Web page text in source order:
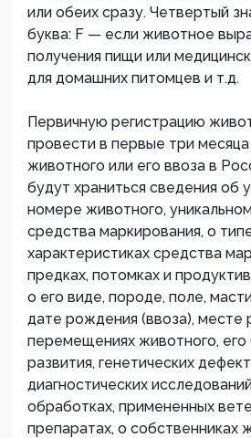
или обеих сразу. Четвертый
буква: F — если животное
получения пищи или
для домашних питомцев и т.д.
Первичную регистрацию
провести в первые три
животного или его ввоза в
будут храниться сведения об
номере животного,
средства маркирования, о
характеристиках средства
предках, потомках и
о его виде, породе, поле,
дате рождения (ввоза), месте
перемещениях животного, его
развития, генетических
диагностических
обработках, примененных
препаратах, о собственниках